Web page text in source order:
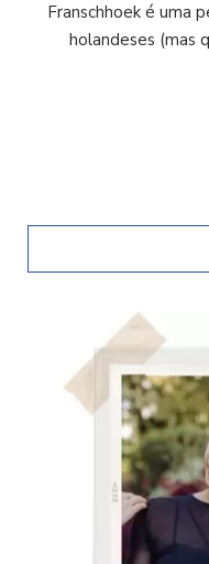
Franschhoek é uma
holandeses (mas